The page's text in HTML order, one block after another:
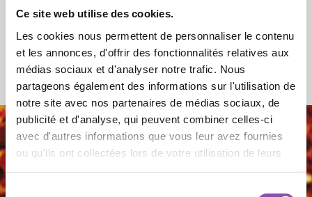
Ce site web utilise des cookies.
Les cookies nous permettent de personnaliser le contenu
et les annonces, d'offrir des fonctionnalités relatives aux
médias sociaux et d'analyser notre trafic. Nous
partageons également des informations sur l'utilisation de
notre site avec nos partenaires de médias sociaux, de
publicité et d'analyse, qui peuvent combiner celles-ci
avec d'autres informations que vous leur avez fournies
ou qu'ils ont collectées lors de votre utilisation de leurs
Sélection du consentement
Les séances de séminaire se tiennent une fois par
d’études rythment l’année à Paris, à la LSRS et à
l’Université du Luxembourg.